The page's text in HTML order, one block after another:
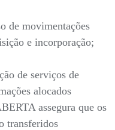
de movimentações
e incorporação;
de serviços de
alocados
assegura que os
transferidos